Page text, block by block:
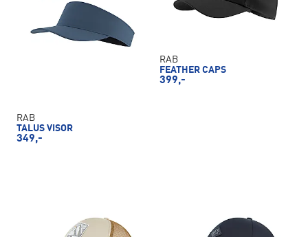
RAB
TALUS VISOR
349,-
RAB
FEATHER CAPS
399,-